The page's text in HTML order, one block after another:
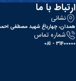
ارتباط با ما
نشانی
همدان، چهارباغ شهید مصطفی
شماره تماس
31400000 - 081